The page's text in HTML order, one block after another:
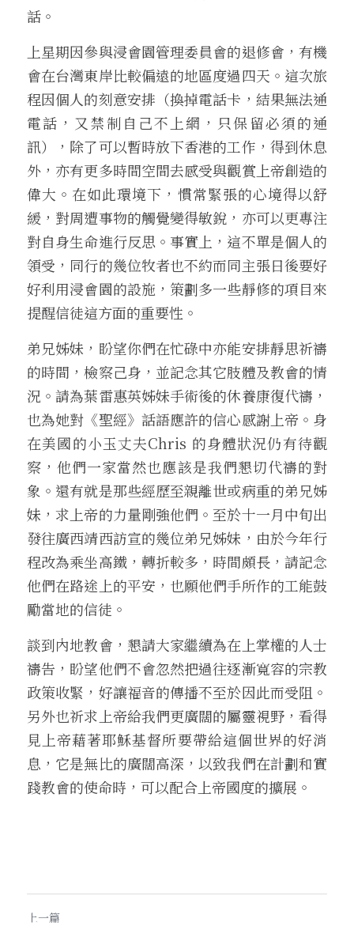
話。
上星期因參與浸會園管理委員會的退修會，有機
會在台灣東岸比較偏遠的地區度過四天。這次旅
程因個人的刻意安排（換掉電話卡，結果無法通
電話，又禁制自己不上網，只保留必須的通
訊），除了可以暫時放下香港的工作，得到休息
外，亦有更多時間空間去感受與觀賞上帝創造的
偉大。在如此環境下，慣常緊張的心境得以舒
緩，對周遭事物的觸覺變得敏銳，亦可以更專注
對自身生命進行反思。事實上，這不單是個人的
領受，同行的幾位牧者也不約而同主張日後要好
好利用浸會園的設施，策劃多一些靜修的項目來
提醒信徒這方面的重要性。
弟兄姊妹，盼望你們在忙碌中亦能安排靜思祈禱
的時間，檢察己身，並記念其它肢體及教會的情
況。請為葉雷惠英姊妹手術後的休養康復代禱，
也為她對《聖經》話語應許的信心感謝上帝。身
在美國的小玉丈夫Chris 的身體狀況仍有待觀
察，他們一家當然也應該是我們懇切代禱的對
象。還有就是那些經歷至親離世或病重的弟兄姊
妹，求上帝的力量剛強他們。至於十一月中旬出
發往廣西靖西訪宣的幾位弟兄姊妹，由於今年行
程改為乘坐高鐵，轉折較多，時間頗長，請記念
他們在路途上的平安，也願他們手所作的工能鼓
勵當地的信徒。
談到內地教會，懇請大家繼續為在上掌權的人士
禱告，盼望他們不會忽然把過往逐漸寬容的宗教
政策收緊，好讓福音的傳播不至於因此而受阻。
另外也祈求上帝給我們更廣闊的屬靈視野，看得
見上帝藉著耶穌基督所要帶給這個世界的好消
息，它是無比的廣闊高深，以致我們在計劃和實
踐教會的使命時，可以配合上帝國度的擴展。
上一篇